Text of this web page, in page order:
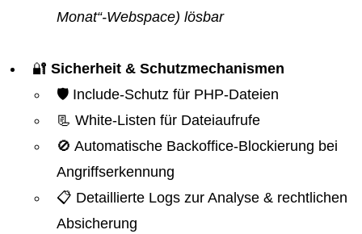
Monat“-Webspace) lösbar
🔐 Sicherheit & Schutzmechanismen
🛡️ Include-Schutz für PHP-Dateien
📃 White-Listen für Dateiaufrufe
🚫 Automatische Backoffice-Blockierung bei
Angriffserkennung
📋 Detaillierte Logs zur Analyse & rechtlichen
Absicherung